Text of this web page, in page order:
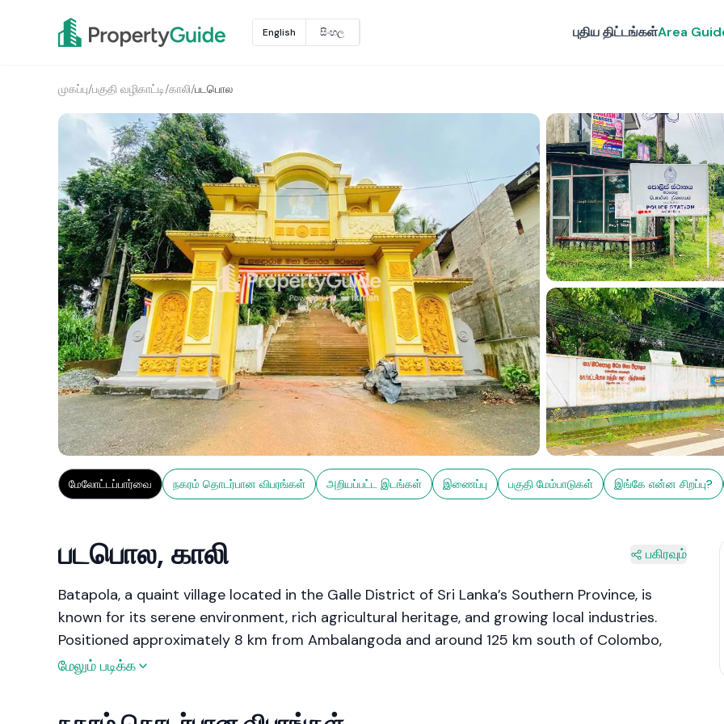
English සිංහල புதிய திட்டங்கள்Area
முகப்பு/பகுதி வழிகாட்டி/காலி/படபொல
மேலோட்டப்பார்வை நகரம் தொடர்பான விபரங்கள் அறியப்பட்ட இடங்கள் இணைப்பு பகுதி மேம்பாடுகள் இங்கே என்ன சிறப்பு?
படபொல, காலி பகிரவும்
Batapola, a quaint village located in the Galle District of Sri Lanka’s Southern Province, is
known for its serene environment, rich agricultural heritage, and growing local industries.
Positioned approximately 8 km from Ambalangoda and around 125 km south of Colombo,
Batapola offers a blend of rural charm and suburban convenience. The town is characterised
மேலும் படிக்க